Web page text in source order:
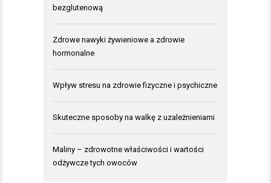
bezglutenową
Zdrowe nawyki żywieniowe a zdrowie
hormonalne
Wpływ stresu na zdrowie fizyczne i psychiczne
Skuteczne sposoby na walkę z uzależnieniami
Maliny – zdrowotne właściwości i wartości
odżywcze tych owoców